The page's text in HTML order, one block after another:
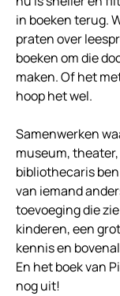
in boeken terug.
praten over
boeken om die
maken. Of het
hoop het wel.
Samenwerken
museum,
bibliothecaris
van iemand
toevoeging die
kinderen, een
kennis en
En het boek van
nog uit!